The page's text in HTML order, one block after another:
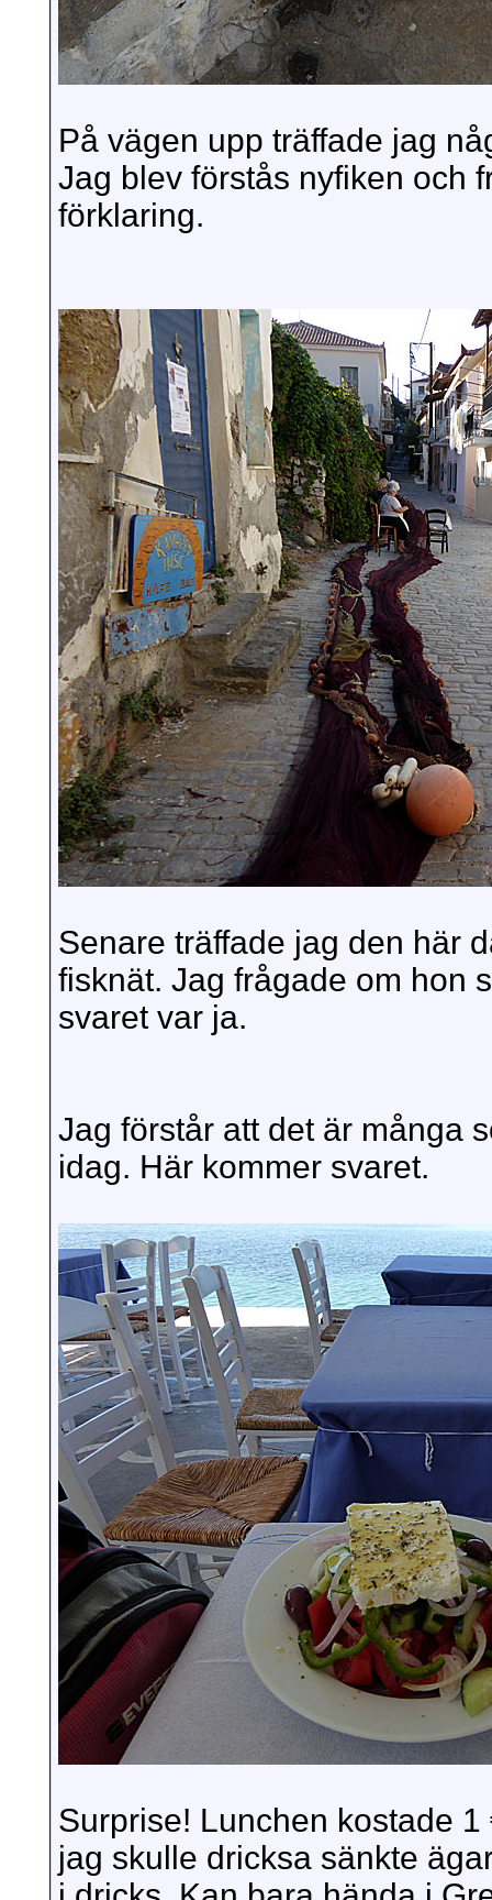
På vägen upp träffade jag
Jag blev förstås nyfiken och
förklaring.
Senare träffade jag den här
fisknät. Jag frågade om hon
svaret var ja.
Jag förstår att det är många
idag. Här kommer svaret.
Surprise! Lunchen kostade
jag skulle dricksa sänkte